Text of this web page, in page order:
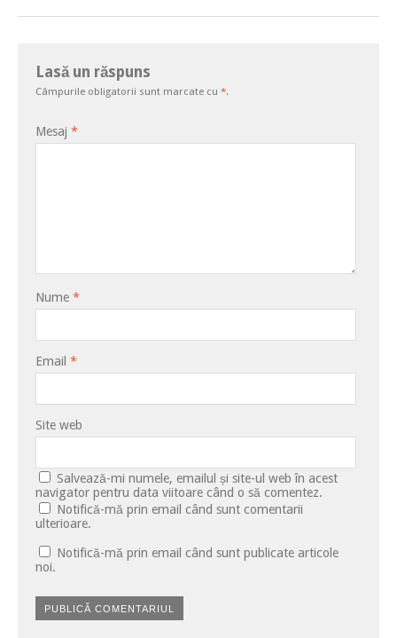
Lasă un răspuns
Câmpurile obligatorii sunt marcate cu *.
Mesaj *
Nume *
Email *
Site web
Salvează-mi numele, emailul și site-ul web în acest
navigator pentru data viitoare când o să comentez.
Notifică-mă prin email când sunt comentarii
ulterioare.
Notifică-mă prin email când sunt publicate articole
noi.